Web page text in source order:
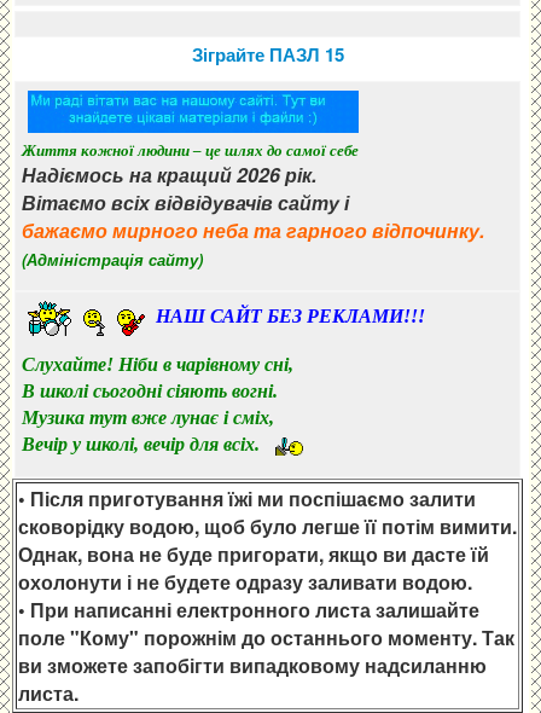
Зіграйте ПАЗЛ 15
Життя кожної людини – це шлях до самої себе
Надіємось на кращий 2026 рік.
Вітаємо всіх відвідувачів сайту і
бажаємо мирного неба та гарного відпочинку.
(Адміністрація сайту)
НАШ САЙТ БЕЗ РЕКЛАМИ!!!
Слухайте! Ніби в чарівному сні,
В школі сьогодні сіяють вогні.
Музика тут вже лунає і сміх,
Вечір у школі, вечір для всіх.
• Після приготування їжі ми поспішаємо залити
сковорідку водою, щоб було легше її потім вимити.
Однак, вона не буде пригорати, якщо ви дасте їй
охолонути і не будете одразу заливати водою.
• При написанні електронного листа залишайте
поле "Кому" порожнім до останнього моменту. Так
ви зможете запобігти випадковому надсиланню
листа.